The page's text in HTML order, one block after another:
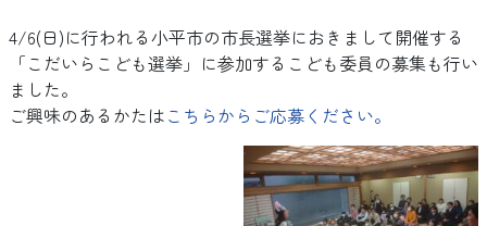
4/6(日)に行われる小平市の市長選挙におきまして開催する
「こだいらこども選挙」に参加するこども委員の募集も行い
ました。
ご興味のあるかたはこちらからご応募ください。